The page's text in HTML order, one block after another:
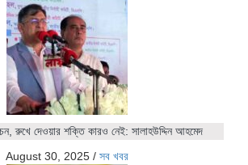
রুখে দেওয়ার শক্তি কারও নেই: সালাহউদ্দিন আহমেদ
August 30, 2025 / সব খবর